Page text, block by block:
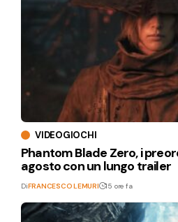
VIDEOGIOCHI
Phantom Blade Zero, i
agosto con un lungo trailer
DiFRANCESCO LEMURI 15 ore fa